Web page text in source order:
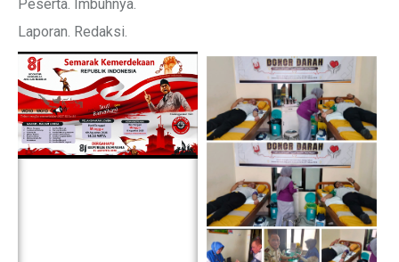
Peserta. Imbuhnya.
Laporan. Redaksi.